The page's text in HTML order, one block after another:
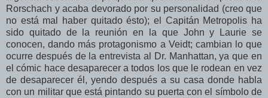
Rorschach y acaba devorado por su personalidad (creo que
no está mal haber quitado ésto); el Capitán Metropolis ha
sido quitado de la reunión en la que John y Laurie se
conocen, dando más protagonismo a Veidt; cambian lo que
ocurre después de la entrevista al Dr. Manhattan, ya que en
el cómic hace desaparecer a todos los que le rodean en vez
de desaparecer él, yendo después a su casa donde habla
con un militar que está pintando su puerta con el símbolo de